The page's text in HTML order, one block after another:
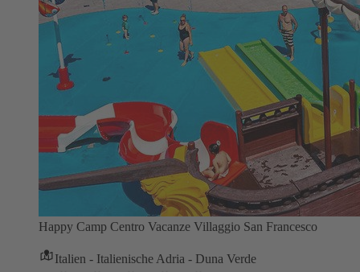
Happy Camp Centro Vacanze Villaggio San Francesco
Italien - Italienische Adria - Duna Verde